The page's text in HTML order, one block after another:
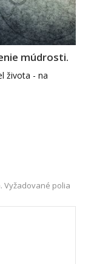
múdrosti.
života - na
Vyžadované polia